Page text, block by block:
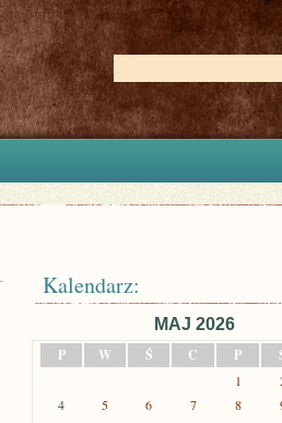
Kalendarz:
MAJ 2026
P
W Ś C P
1
4
5 6 7 8